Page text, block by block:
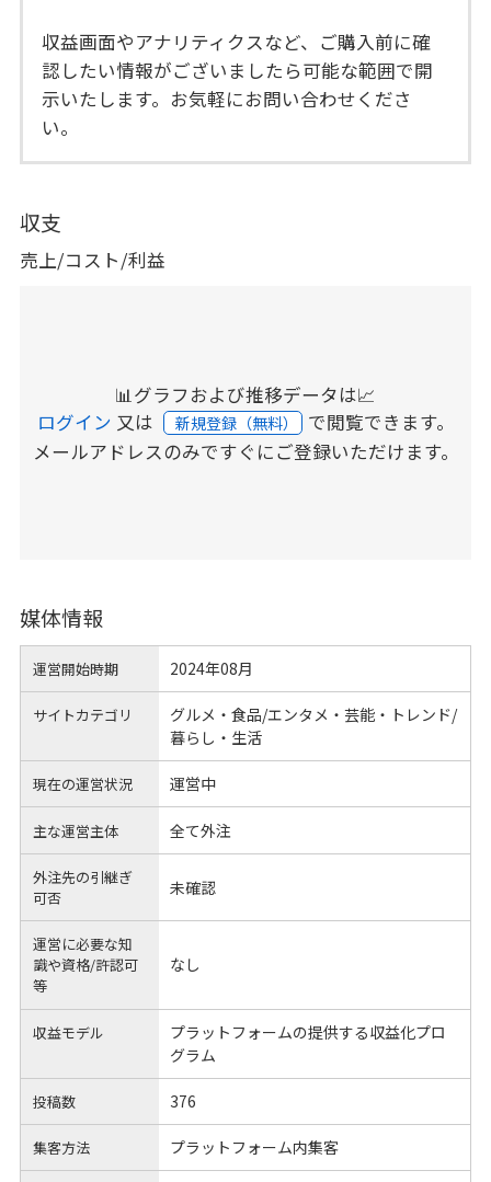
収益画面やアナリティクスなど、ご購入前に確
認したい情報がございましたら可能な範囲で開
示いたします。お気軽にお問い合わせくださ
い。
収支
売上/コスト/利益
📊グラフおよび推移データは📈
ログイン 又は 新規登録（無料） で閲覧できます。
メールアドレスのみですぐにご登録いただけます。
媒体情報
運営開始時期 2024年08月
サイトカテゴリ
グルメ・食品/エンタメ・芸能・トレンド/
暮らし・生活
現在の運営状況 運営中
主な運営主体 全て外注
外注先の引継ぎ
可否
未確認
運営に必要な知
識や資格/許認可
等
なし
収益モデル
プラットフォームの提供する収益化プロ
グラム
投稿数 376
集客方法 プラットフォーム内集客